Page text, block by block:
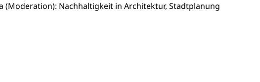
(Moderation): Nachhaltigkeit in Architektur, Stadtplanung